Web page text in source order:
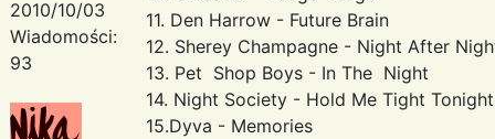
2010/10/03
Wiadomości:
93
11. Den Harrow - Future Brain
12. Sherey Champagne - Night After
13. Pet Shop Boys - In The Night
14. Night Society - Hold Me Tight Tonight
15.Dyva - Memories